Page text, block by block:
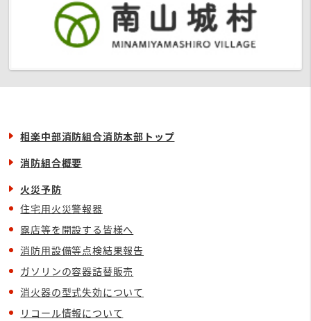
相楽中部消防組合消防本部トップ
消防組合概要
火災予防
住宅用火災警報器
露店等を開設する皆様へ
消防用設備等点検結果報告
ガソリンの容器詰替販売
消火器の型式失効について
リコール情報について